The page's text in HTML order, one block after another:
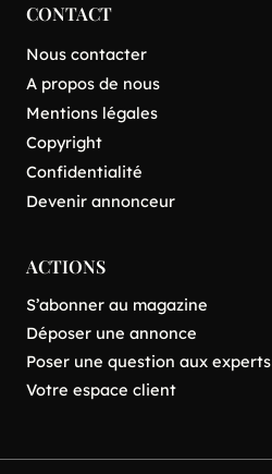
CONTACT
Nous contacter
A propos de nous
Mentions légales
Copyright
Confidentialité
Devenir annonceur
ACTIONS
S’abonner au magazine
Déposer une annonce
Poser une question aux experts
Votre espace client